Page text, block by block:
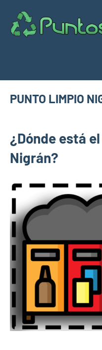
contenido
PUNTO LIMPIO
limpios en
municipios
de
21,
2025
¿Dónde está
Nigrán?